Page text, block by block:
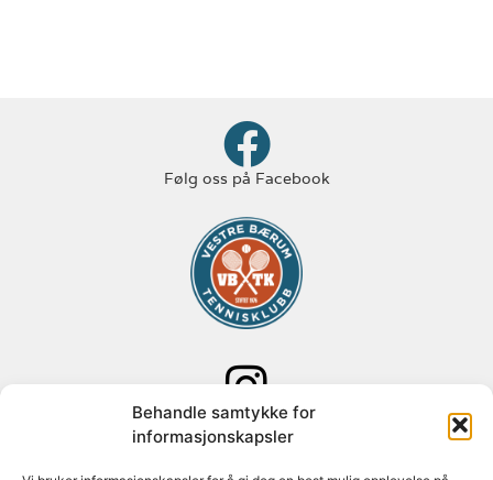
Behandle samtykke for
informasjonskapsler
Følg oss på Facebook
Følg oss på Instagram